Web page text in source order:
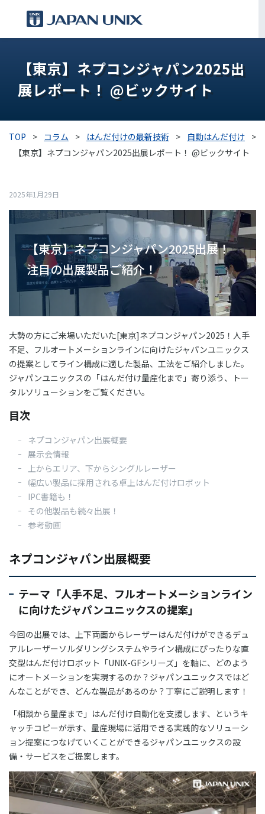
IPC
導入事例
各種サポート
企業情報
03-3588-0551
お問い合わせ
資料ダウンロード
【東京】ネプコンジャパン2025出
展レポート！ @ビックサイト
TOP > コラム > はんだ付けの最新技術 > 自動はんだ付け >
【東京】ネプコンジャパン2025出展レポート！ @ビックサイト
2025年1月29日
【東京】ネプコンジャパン2025出展！
注目の出展製品ご紹介！
大勢の方にご来場いただいた[東京]ネプコンジャパン2025！人手
不足、フルオートメーションラインに向けたジャパンユニックス
の提案としてライン構成に適した製品、工法をご紹介しました。
ジャパンユニックスの「はんだ付け量産化まで」寄り添う、トー
タルソリューションをご覧ください。
目次
ネプコンジャパン出展概要
展示会情報
上からエリア、下からシングルレーザー
幅広い製品に採用される卓上はんだ付けロボット
IPC書籍も！
その他製品も続々出展！
参考動画
ネプコンジャパン出展概要
テーマ「人手不足、フルオートメーションライン
に向けたジャパンユニックスの提案」
今回の出展では、上下両面からレーザーはんだ付けができるデュ
アルレーザーソルダリングシステムやライン構成にぴったりな直
交型はんだ付けロボット「UNIX-GFシリーズ」を軸に、どのよう
にオートメーションを実現するのか？ジャパンユニックスではど
んなことができ、どんな製品があるのか？丁寧にご説明します！
「相談から量産まで」はんだ付け自動化を支援します、というキ
ャッチコピーが示す、量産現場に活用できる実践的なソリューシ
ョン提案につなげていくことができるジャパンユニックスの設
備・サービスをご提案します。